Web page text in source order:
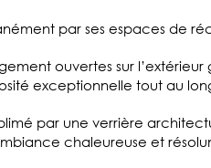
par ses espaces de
ouvertes sur
exceptionnelle tout au
par une verrière
chaleureuse et